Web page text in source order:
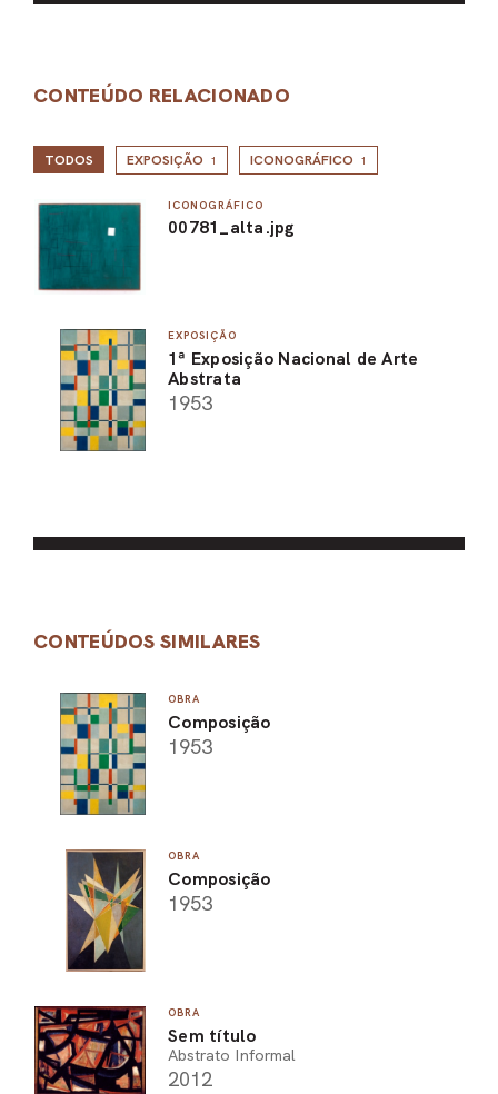
CONTEÚDO RELACIONADO
TODOS EXPOSIÇÃO 1 ICONOGRÁFICO 1
ICONOGRÁFICO
00781_alta.jpg
EXPOSIÇÃO
1ª Exposição Nacional de Arte
Abstrata
1953
CONTEÚDOS SIMILARES
OBRA
Composição
1953
OBRA
Composição
1953
OBRA
Sem título
Abstrato Informal
2012